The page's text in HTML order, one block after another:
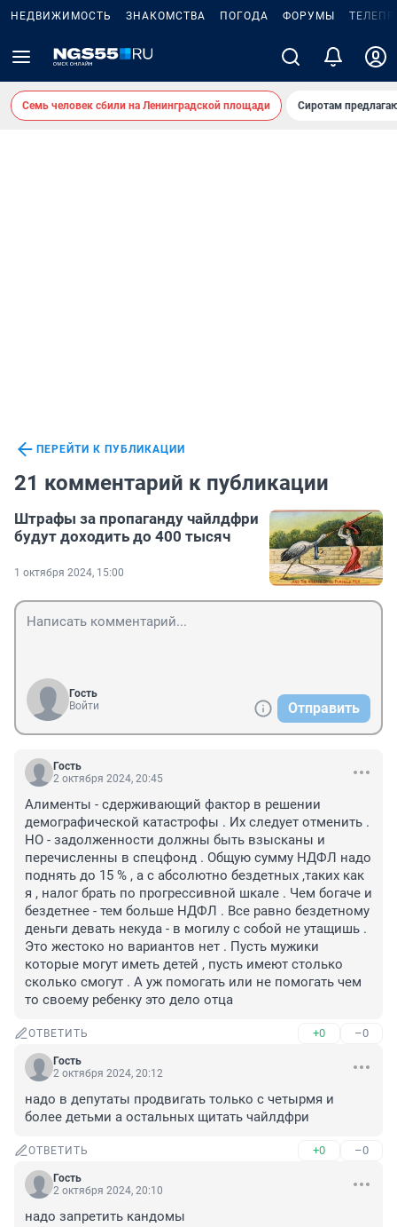
НЕДВИЖИМОСТЬ ЗНАКОМСТВА ПОГОДА ФОРУМЫ
Семь человек сбили на Ленинградской площади Сиротам
ПЕРЕЙТИ К ПУБЛИКАЦИИ
21 комментарий к публикации
Штрафы за пропаганду чайлдфри
будут доходить до 400 тысяч
1 октября 2024, 15:00
Гость
Войти
Отправить
Гость
2 октября 2024, 20:45
Алименты - сдерживающий фактор в решении
демографической катастрофы . Их следует отменить .
НО - задолженности должны быть взысканы и
перечисленны в спецфонд . Общую сумму НДФЛ надо
поднять до 15 % , а с абсолютно бездетных ,таких как
я , налог брать по прогрессивной шкале . Чем богаче и
бездетнее - тем больше НДФЛ . Все равно бездетному
деньги девать некуда - в могилу с собой не утащишь .
Это жестоко но вариантов нет . Пусть мужики
которые могут иметь детей , пусть имеют столько
сколько смогут . А уж помогать или не помогать чем
то своему ребенку это дело отца
ОТВЕТИТЬ +0 –0
Гость
2 октября 2024, 20:12
надо в депутаты продвигать только с четырмя и
более детьми а остальных щитать чайлдфри
ОТВЕТИТЬ +0 –0
Гость
2 октября 2024, 20:10
надо запретить кандомы